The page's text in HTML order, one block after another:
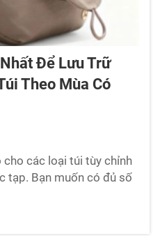
Để Lưu Trữ
Theo Mùa Có
các loại túi tùy chỉnh
tạp. Bạn muốn có đủ số
cao điểm đến, nhưng lại
khi mùa kết thúc.
bằng này. Chúng tôi đã